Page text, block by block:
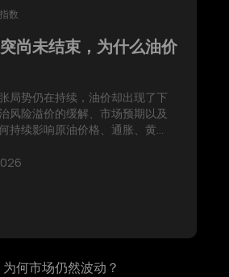
指数
尚未结束，为什么油价
局势仍在持续，油价却出现了下
风险溢价的缓解、市场预期以及
持续影响原油价格、通胀、黄